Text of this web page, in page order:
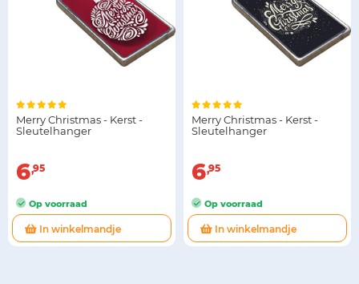
Merry Christmas - Kerst -
Sleutelhanger
6 95
Op voorraad
In winkelmandje
Merry Christmas - Kerst -
Sleutelhanger
6 95
Op voorraad
In winkelmandje